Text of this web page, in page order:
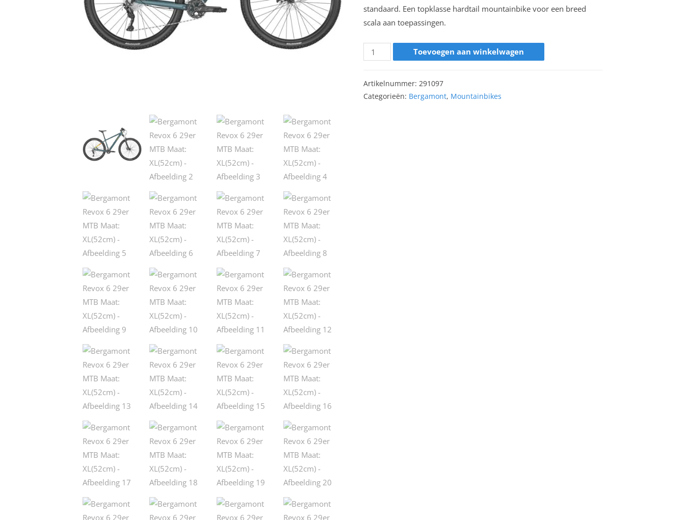
standaard. Een topklasse hardtail mountainbike voor een breed
scala aan toepassingen.
Toevoegen aan winkelwagen
Artikelnummer: 291097
Categorieën: Bergamont, Mountainbikes